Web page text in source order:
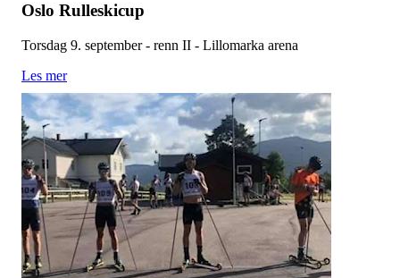
Oslo Rulleskicup
Torsdag 9. september - renn II - Lillomarka arena
Les mer